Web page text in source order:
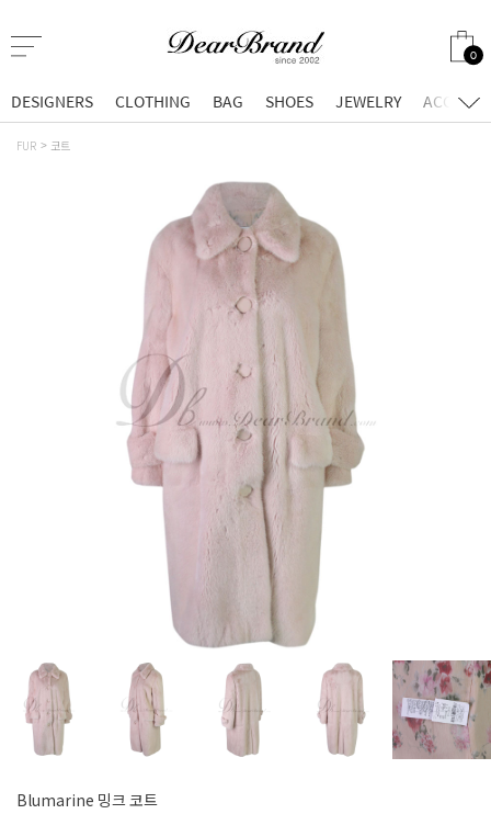
0
DESIGNERS CLOTHING BAG SHOES JEWELRY
FUR 코트
Blumarine 밍크 코트